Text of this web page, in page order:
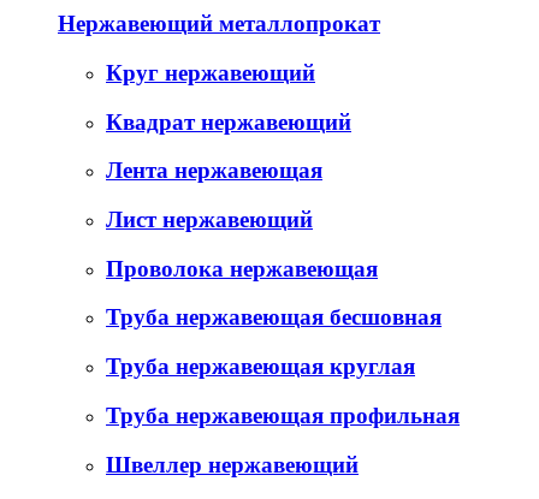
Нержавеющий металлопрокат
Круг нержавеющий
Квадрат нержавеющий
Лента нержавеющая
Лист нержавеющий
Проволока нержавеющая
Труба нержавеющая бесшовная
Труба нержавеющая круглая
Труба нержавеющая профильная
Швеллер нержавеющий